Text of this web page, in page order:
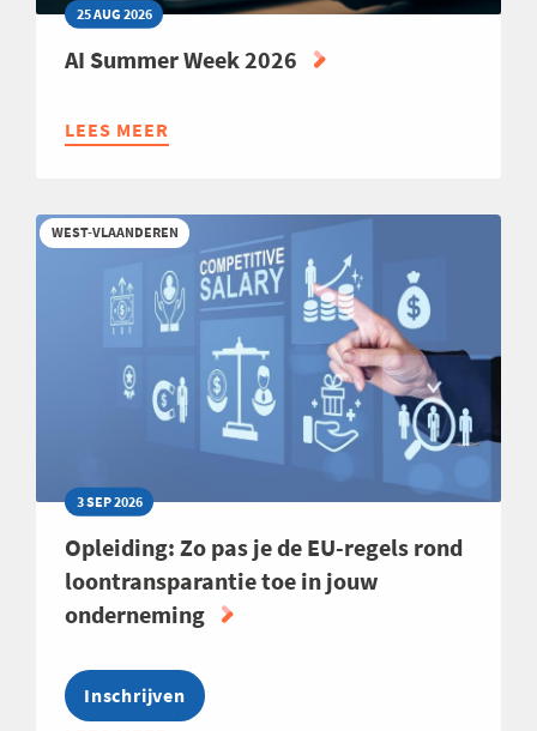
25 AUG 2026
AI Summer Week 2026
LEES MEER
ABOUT
WEEK
2026
WEST-VLAANDEREN
3 SEP 2026
Opleiding: Zo pas je de EU-regels rond
loontransparantie toe in jouw
onderneming
Inschrijven